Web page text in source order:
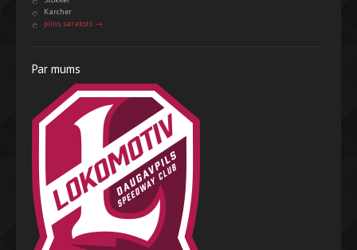
Karcher
pilns saraksts →
Par mums